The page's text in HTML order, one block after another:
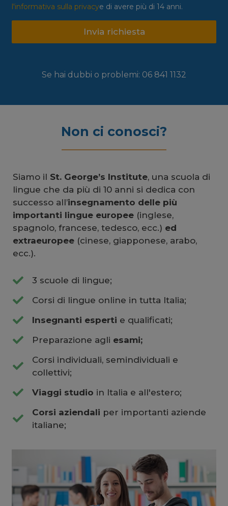
l'informativa sulla privacye di avere più di 14 anni.
Invia richiesta
Se hai dubbi o problemi: 06 841 1132
Non ci conosci?
Siamo il St. George’s Institute, una scuola di
lingue che da più di 10 anni si dedica con
successo all’insegnamento delle più
importanti lingue europee (inglese,
spagnolo, francese, tedesco, ecc.) ed
extraeuropee (cinese, giapponese, arabo,
ecc.).
3 scuole di lingue;
Corsi di lingue online in tutta Italia;
Insegnanti esperti e qualificati;
Preparazione agli esami;
Corsi individuali, semindividuali e
collettivi;
Viaggi studio in Italia e all'estero;
Corsi aziendali per importanti aziende
italiane;